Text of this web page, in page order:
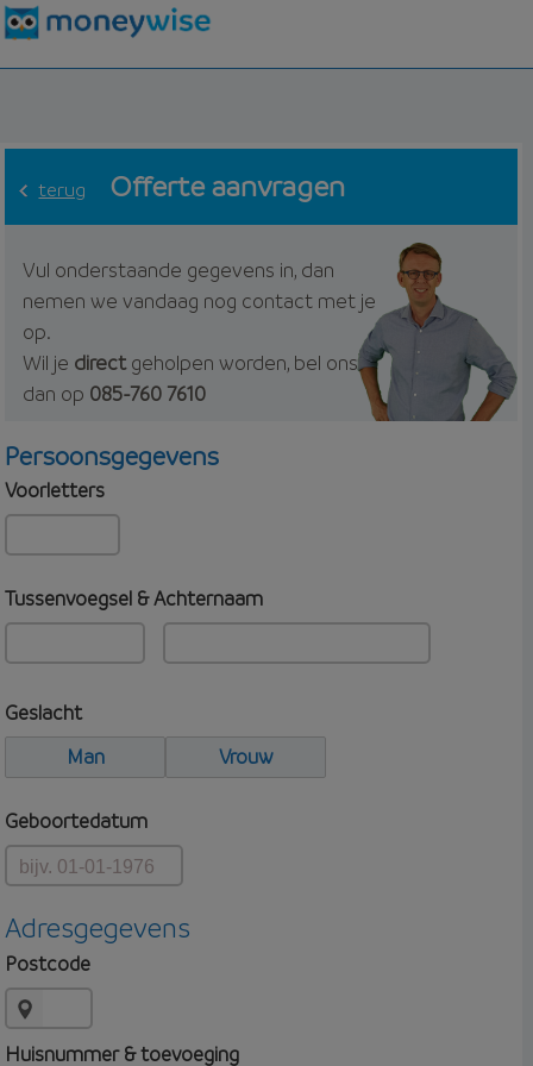
terug Offerte aanvragen
Vul onderstaande gegevens in, dan
nemen we vandaag nog contact met je
op.
Wil je directgeholpen worden, bel ons
dan op 085-760 7610
Persoonsgegevens
Voorletters
Tussenvoegsel & Achternaam
Geslacht
Man
Vrouw
Geboortedatum
Adresgegevens
Postcode
Huisnummer & toevoeging